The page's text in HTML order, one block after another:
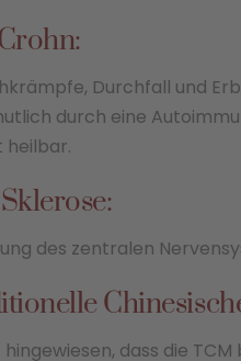
Durchfall und
durch eine
heilbar.
des zentralen
hingewiesen, dass die